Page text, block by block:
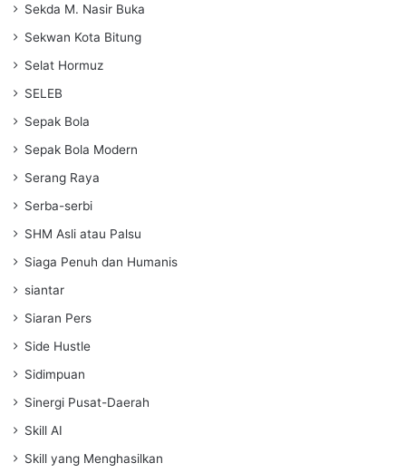
Sekda M. Nasir Buka
Sekwan Kota Bitung
Selat Hormuz
SELEB
Sepak Bola
Sepak Bola Modern
Serang Raya
Serba-serbi
SHM Asli atau Palsu
Siaga Penuh dan Humanis
siantar
Siaran Pers
Side Hustle
Sidimpuan
Sinergi Pusat-Daerah
Skill AI
Skill yang Menghasilkan